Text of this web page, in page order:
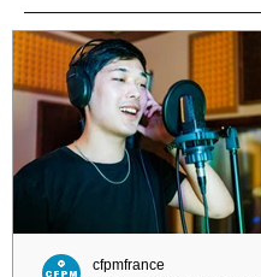
cfpmfrance